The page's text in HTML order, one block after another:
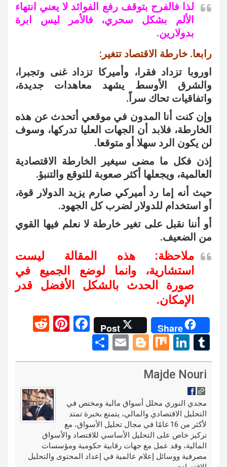
لذا فالفرح بتوقف رفع الفوائد لا يعني انتهاء
الألم بشكل سحري، فالأمر ليس ابرة
بدولارين.
رابعا. خارطة الاقتصاد تتغير:
اوروبا تزداد فقرا، وأميركا تزداد غنى وتجبرا،
والشرق الأوسط يشهد معاهدات جديدة،
واتفاقيات تحاك سراً.
وإن كنت أنا المدون في موقعي أتحدث عن هذه
الخارطة، فلابد أن الجهات العليا تدركها، وسوف
لن يكون الرد سهلا أو متوقعا.
إذن فكل ما مضى سيغير الخارطة الاقتصادية
العالمية، ويجعلها أكثر صعوبة للتوقع والتنبؤ.
حيث أنه إما رد أميركي صارم يزيد الدولار قوة،
أو استخدام للدولار لضرب كل الجهود.
أو أننا نقبل على تغير خارطة لا نعلم فيها القوي
من الضعيف.
ملاحظة: هذه المقالة ليست
استشارية، وانما لوضع الجميع في
صورة الحدث بالشكل الأفضل قدر
الإمكان.
Share
Post
F
ce
o
k
Pi
er
t
d
t
T
u
m
bl
r
Li
n
ke
n
M
ix
Bl
o
er
E
m
h
Majde Nouri
مجدي النوري محلل أسواق مالية ومختص في
التحليل الاقتصادي والمالي، يتمتع بخبرة تمتد
لأكثر من 16 عامًا في مجال تحليل الأسواق، مع
تركيز خاص على التحليل الأساسي للاقتصاد والأسواق
المالية، وقد عمل مع جهات رقابية حكومية ومؤسسات
مصرفية ووسائل إعلام عالمية في إعداد المحتوى والتحليل